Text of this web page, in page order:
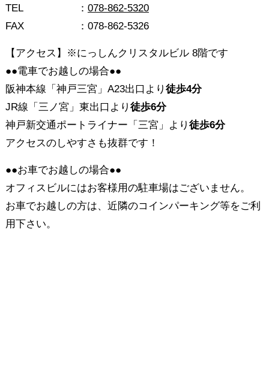
TEL ： 078-862-5320
FAX
：078-862-5326
【アクセス】※にっしんクリスタルビル 8階です
●●電車でお越しの場合●●
阪神本線「神戸三宮」A23出口より 徒歩4分
JR線「三ノ宮」東出口より 徒歩6分
神戸新交通ポートライナー「三宮」より 徒歩6分
アクセスのしやすさも抜群です！
●●お車でお越しの場合●●
オフィスビルにはお客様用の駐車場はございません。
お車でお越しの方は、近隣のコインパーキング等をご利
用下さい。